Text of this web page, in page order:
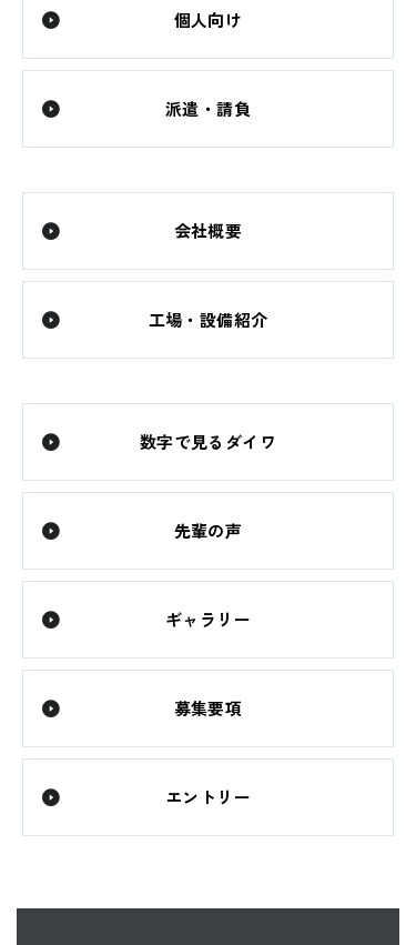
個人向け
派遣・請負
会社概要
工場・設備紹介
数字で見るダイワ
先輩の声
ギャラリー
募集要項
エントリー